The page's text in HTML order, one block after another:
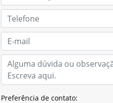
Preferência de contato: